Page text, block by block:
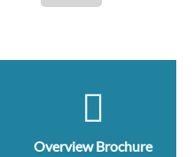
Overview Brochure